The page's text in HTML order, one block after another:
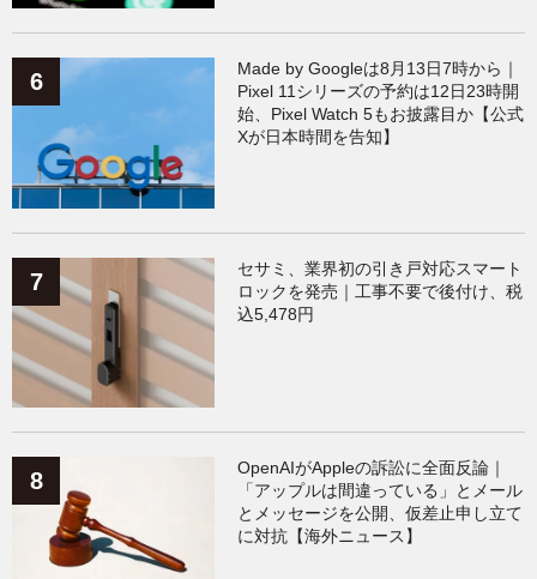
Made by Googleは8月13日7時から｜
Pixel 11シリーズの予約は12日23時開
始、Pixel Watch 5もお披露目か【公式
Xが日本時間を告知】
セサミ、業界初の引き戸対応スマート
ロックを発売｜工事不要で後付け、税
込5,478円
OpenAIがAppleの訴訟に全面反論｜
「アップルは間違っている」とメール
とメッセージを公開、仮差止申し立て
に対抗【海外ニュース】